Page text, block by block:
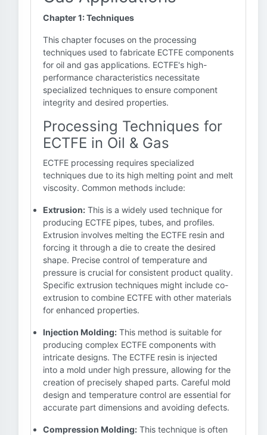
Chapter 1: Techniques
This chapter focuses on the processing
techniques used to fabricate ECTFE components
for oil and gas applications. ECTFE's high-
performance characteristics necessitate
specialized techniques to ensure component
integrity and desired properties.
Processing Techniques for
ECTFE in Oil & Gas
ECTFE processing requires specialized
techniques due to its high melting point and melt
viscosity. Common methods include:
Extrusion: This is a widely used technique for
producing ECTFE pipes, tubes, and profiles.
Extrusion involves melting the ECTFE resin and
forcing it through a die to create the desired
shape. Precise control of temperature and
pressure is crucial for consistent product quality.
Specific extrusion techniques might include co-
extrusion to combine ECTFE with other materials
for enhanced properties.
Injection Molding: This method is suitable for
producing complex ECTFE components with
intricate designs. The ECTFE resin is injected
into a mold under high pressure, allowing for the
creation of precisely shaped parts. Careful mold
design and temperature control are essential for
accurate part dimensions and avoiding defects.
Compression Molding: This technique is often